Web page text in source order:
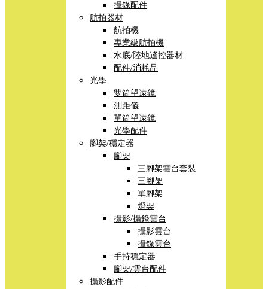
攝錄配件
航拍器材
航拍機
專業級航拍機
水底/陸地遙控器材
配件/消耗品
光學
雙筒望遠鏡
測距儀
單筒望遠鏡
光學配件
腳架/穩定器
腳架
三腳架雲台套裝
三腳架
單腳架
燈架
攝影/攝錄雲台
攝影雲台
攝錄雲台
手持穩定器
腳架/雲台配件
攝影配件